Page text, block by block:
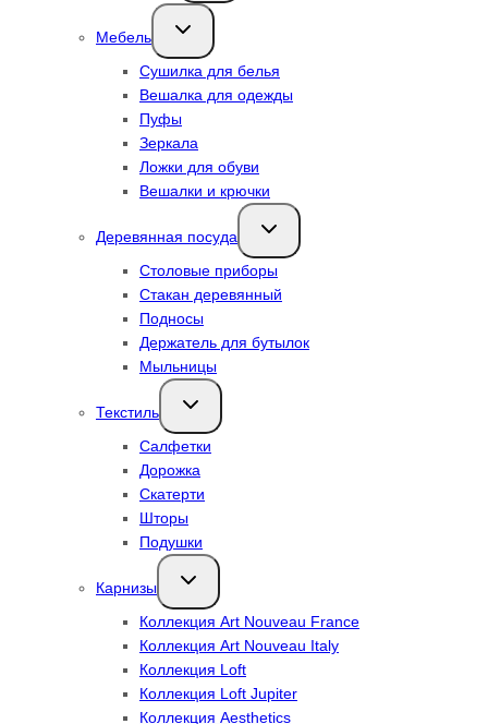
Мебель
Переключить
дочернее
Сушилка для белья
Вешалка для одежды
Пуфы
Зеркала
Ложки для обуви
Вешалки и крючки
Деревянная посуда
Переключить
дочернее
Столовые приборы
Стакан деревянный
Подносы
Держатель для бутылок
Мыльницы
Текстиль
Переключить
дочернее
Салфетки
Дорожка
Скатерти
Шторы
Подушки
Карнизы
Переключить
дочернее
Коллекция Art Nouveau France
Коллекция Art Nouveau Italy
Коллекция Loft
Коллекция Loft Jupiter
Коллекция Aesthetics